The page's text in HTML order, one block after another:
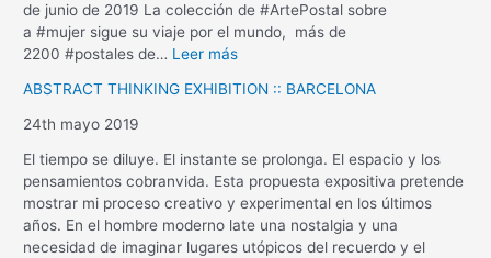
de junio de 2019 La colección de #ArtePostal sobre
a #mujer sigue su viaje por el mundo, más de
2200 #postales de… Leer más
ABSTRACT THINKING EXHIBITION :: BARCELONA
24th mayo 2019
El tiempo se diluye. El instante se prolonga. El espacio y los
pensamientos cobranvida. Esta propuesta expositiva pretende
mostrar mi proceso creativo y experimental en los últimos
años. En el hombre moderno late una nostalgia y una
necesidad de imaginar lugares utópicos del recuerdo y el